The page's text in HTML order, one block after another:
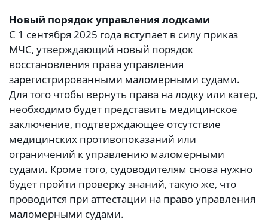
Новый порядок управления лодками
С 1 сентября 2025 года вступает в силу приказ
МЧС, утверждающий новый порядок
восстановления права управления
зарегистрированными маломерными судами.
Для того чтобы вернуть права на лодку или катер,
необходимо будет представить медицинское
заключение, подтверждающее отсутствие
медицинских противопоказаний или
ограничений к управлению маломерными
судами. Кроме того, судоводителям снова нужно
будет пройти проверку знаний, такую же, что
проводится при аттестации на право управления
маломерными судами.